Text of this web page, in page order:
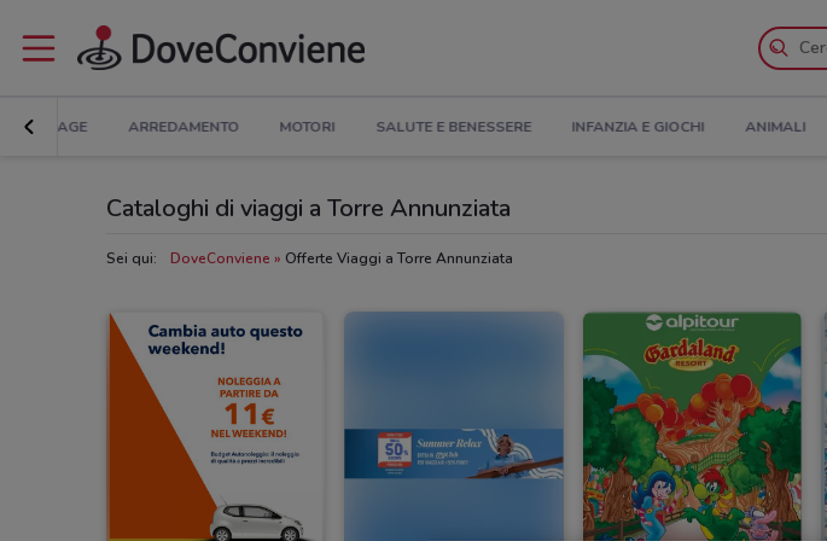
BRICOLAGE ARREDAMENTO MOTORI SALUTE E BENESSERE INFANZIA E GIOCHI ANIMALI
Cataloghi di viaggi a Torre Annunziata
Sei qui: DoveConviene Offerte Viaggi a Torre Annunziata